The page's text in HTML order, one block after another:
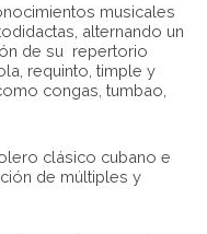
musicales
alternando un
de su repertorio
requinto, timple y
congas, tumbao,
clásico cubano e
de múltiples y